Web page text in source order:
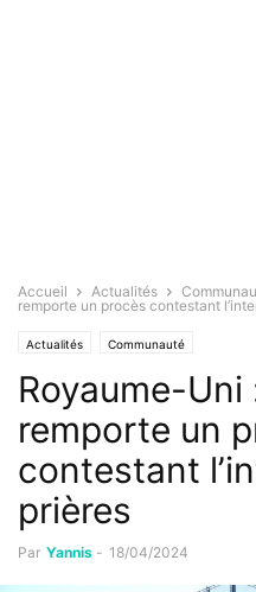
Accueil Actualités
remporte un procès contestant
Actualités Communauté
Royaume-Uni
remporte un
contestant
prières
Par Yannis - 18/04/2024